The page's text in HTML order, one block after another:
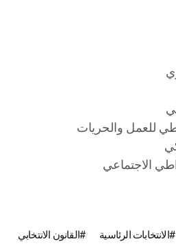
للعمل والحريات
الاجتماعي
الانتخابات الرئاسية
القانون الانتخابي